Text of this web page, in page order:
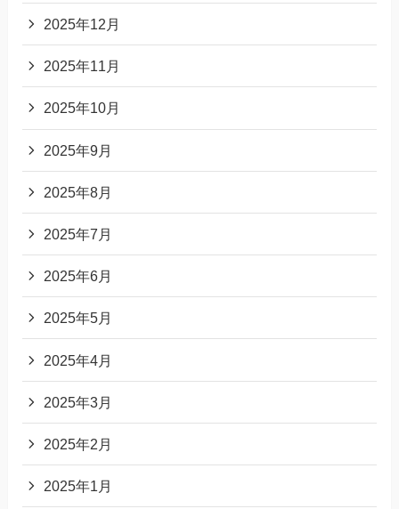
2025年12月
2025年11月
2025年10月
2025年9月
2025年8月
2025年7月
2025年6月
2025年5月
2025年4月
2025年3月
2025年2月
2025年1月